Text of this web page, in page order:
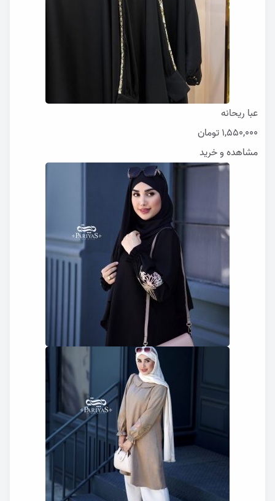
عبا ریحانه
1,550,000تومان
مشاهده و خرید